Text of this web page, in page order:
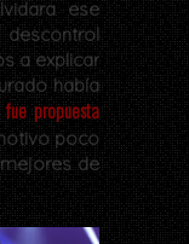
ese
a explicar
había
fue propuesta
poco
de